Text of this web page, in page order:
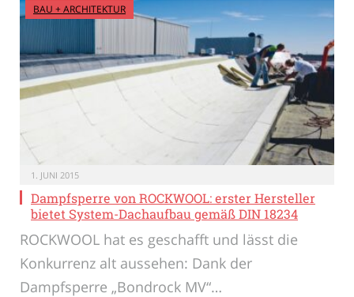
BAU + ARCHITEKTUR
1. JUNI 2015
Dampfsperre von ROCKWOOL: erster Hersteller
bietet System-Dachaufbau gemäß DIN 18234
ROCKWOOL hat es geschafft und lässt die
Konkurrenz alt aussehen: Dank der
Dampfsperre „Bondrock MV“…